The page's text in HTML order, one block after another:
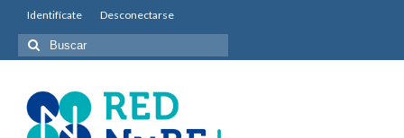
Identifícate Desconectarse
Buscar
por: